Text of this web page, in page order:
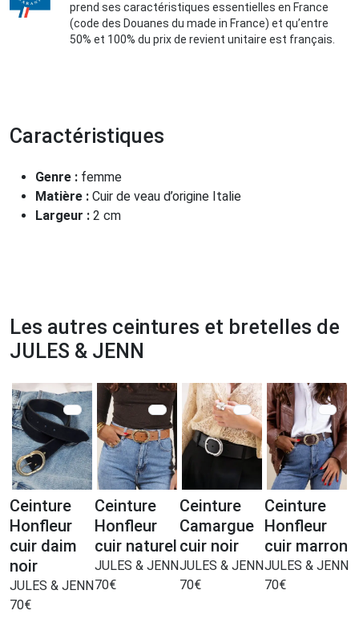
prend ses caractéristiques essentielles en France
(code des Douanes du made in France) et qu’entre
50% et 100% du prix de revient unitaire est français.
Caractéristiques
Genre : femme
Matière : Cuir de veau d’origine Italie
Largeur : 2 cm
Les autres ceintures et bretelles de
JULES & JENN
Ceinture
Honfleur
cuir daim
noir
JULES & JENN
70€
Ceinture
Honfleur
cuir naturel
JULES & JENN
70€
Ceinture
Camargue
cuir noir
JULES & JENN
70€
Ceinture
Honfleur
cuir marron
JULES & JENN
70€